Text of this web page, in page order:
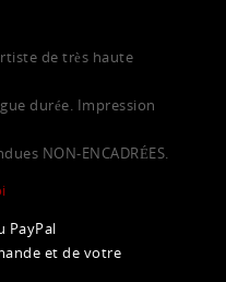
de très haute
durée. Impression
NON-ENCADRÉES.
PayPal
et de votre